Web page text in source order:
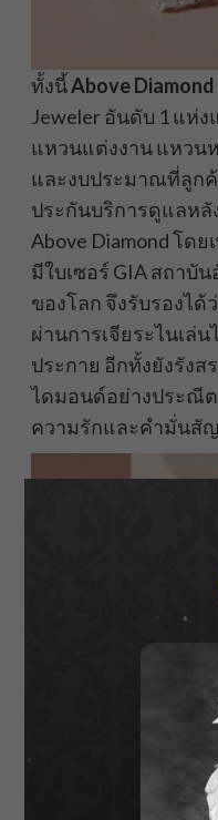
ทั้งนี้Above Diamond
Jeweler อันดับ 1 แห่
แหวนแต่งงาน แหวน
และงบประมาณที่ลูก
ประกันบริการดูแลห
Above Diamond โด
มีใบเซอร์ GIA สถา
ของโลก จึงรับรองไ
ผ่านการเจียระไนเล่
ประกาย อีกทั้งยังรัง
ไดมอนด์อย่างประณี
ความรักและคำมั่นสั